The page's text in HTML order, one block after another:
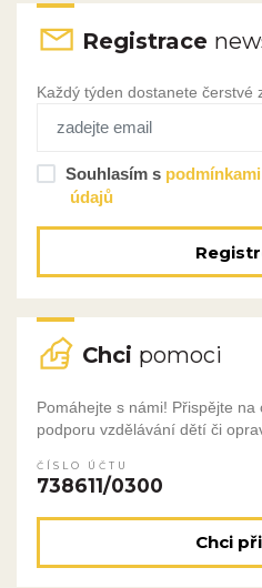
Registrace
Každý týden dostanete čerstvé
Souhlasím s
údajů
Chci pomoci
Pomáhejte s námi! Přispějte na
podporu vzdělávání dětí či
ČÍSLO ÚČTU
738611/0300
Chci